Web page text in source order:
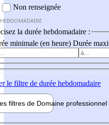
Non renseignée
la durée hebdomadaire :
minimale (en heure) Durée
le filtre de durée hebdomadaire
filtres de Domaine professionnel